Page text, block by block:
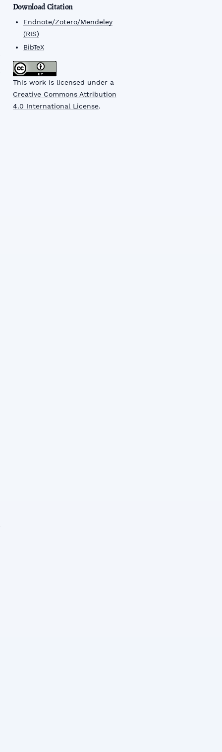
Download Citation
Endnote/Zotero/Mendeley
(RIS)
BibTeX
This work is licensed under a
Creative Commons Attribution
4.0 International License.